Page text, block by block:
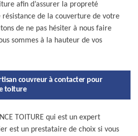
afin d’assurer la propreté
de la couverture de votre
de ne pas hésiter à nous faire
sommes à la hauteur de vos
couvreur à contacter pour
toiture
TOITURE qui est un expert
est un prestataire de choix si vous